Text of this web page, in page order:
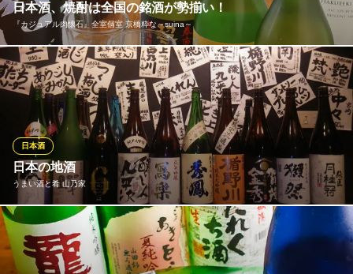
大起水産回転寿司 京橋店
お刺身居酒屋
ＪＲ京橋駅 徒歩1分
大阪府大阪市都島区東野田町3-5-22
日本酒、焼酎は全国の銘酒が勢揃い！
『カジュアル肉懐石』全室個室 京橋粋な～suina～
ほのかに香る繊細な吟醸香りと滑らかな口当たりから上品な旨み
が広がる八海山吟醸や、すっきりとした辛口がたまらない久保田
千寿など、黒毛和牛との相性が抜群の日本酒を多数取り揃えてお
ります。その他、一粒の麦などの焼酎やワインなども充実してお
ります。ぜひ、自慢の料理とともにご賞味ください！
『カジュアル肉懐石』全室個室 京橋粋な～suina～
リーズナブルな和牛懐石
京阪本線京橋駅片町口 徒歩1分
大阪府大阪市都島区東野田町2-2-3 湯浅ビル3F
日本の地酒
うまい酒と肴 山乃家
日本酒
和の食材に旬があるように日本酒にも旬があります。 季節限定酒
や燗にするとよりいっそう美味しいお酒など店主厳選の全国の地
酒を２０種類以上ご用意致しております。 味の好みや料理との相